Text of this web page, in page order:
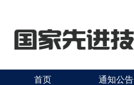
首页 通知公告